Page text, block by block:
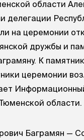
области
делегации
на церемонии
дружбы и
К
церемонии
области.
Баграмян —